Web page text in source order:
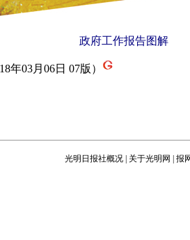
政府工作报告图解
03月06日 07版）
光明日报社概况 关于光明网 报